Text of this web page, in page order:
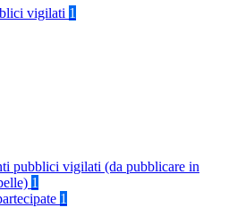
vigilati 1
pubblici vigilati (da pubblicare in
1
1